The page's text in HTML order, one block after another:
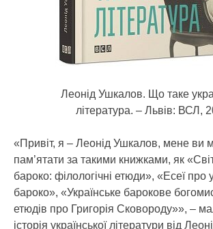
Леонід Ушкалов. Що таке
література. – Львів: ВСЛ,
«Привіт, я – Леонід Ушкалов, мене ви
пам’ятати за такими книжками, як
бароко: філологічні етюди», «Есеї про
бароко», «Українське барокове
етюдів про Григорія Сковороду»», –
історія української літератури від